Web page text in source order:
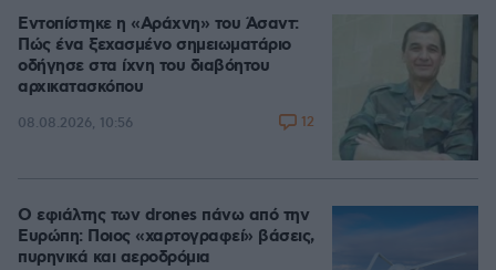
Εντοπίστηκε η «Αράχνη» του Άσαντ:
Πώς ένα ξεχασμένο σημειωματάριο
οδήγησε στα ίχνη του διαβόητου
αρχικατασκόπου
08.08.2026, 10:56 12
Ο εφιάλτης των drones πάνω από την
Ευρώπη: Ποιος «χαρτογραφεί» βάσεις,
πυρηνικά και αεροδρόμια